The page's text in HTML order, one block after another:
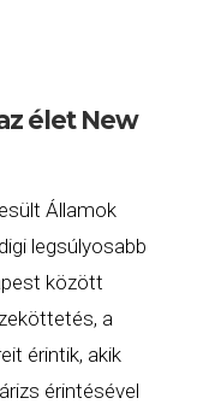
élet New
Államok
legsúlyosabb
között
a
érintik, akik
érintésével